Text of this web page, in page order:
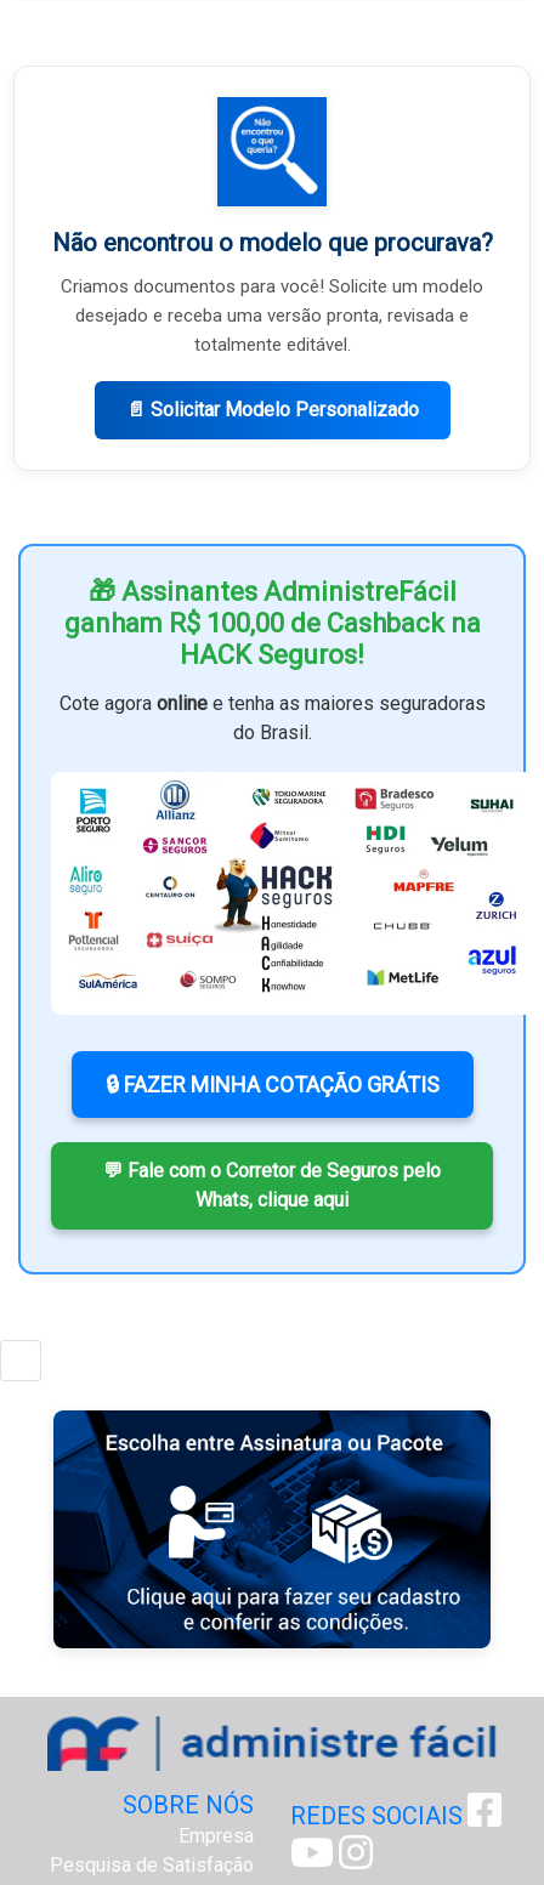
Não encontrou o modelo que procurava?
Criamos documentos para você! Solicite um modelo
desejado e receba uma versão pronta, revisada e
totalmente editável.
📄 Solicitar Modelo Personalizado
🎁 Assinantes AdministreFácil
ganham R$ 100,00 de Cashback na
HACK Seguros!
Cote agora onlinee tenha as maiores seguradoras
do Brasil.
🔒 FAZER MINHA COTAÇÃO GRÁTIS
💬 Fale com o Corretor de Seguros pelo
Whats, clique aqui
SOBRE NÓS
Empresa
Pesquisa de Satisfação
REDES SOCIAIS